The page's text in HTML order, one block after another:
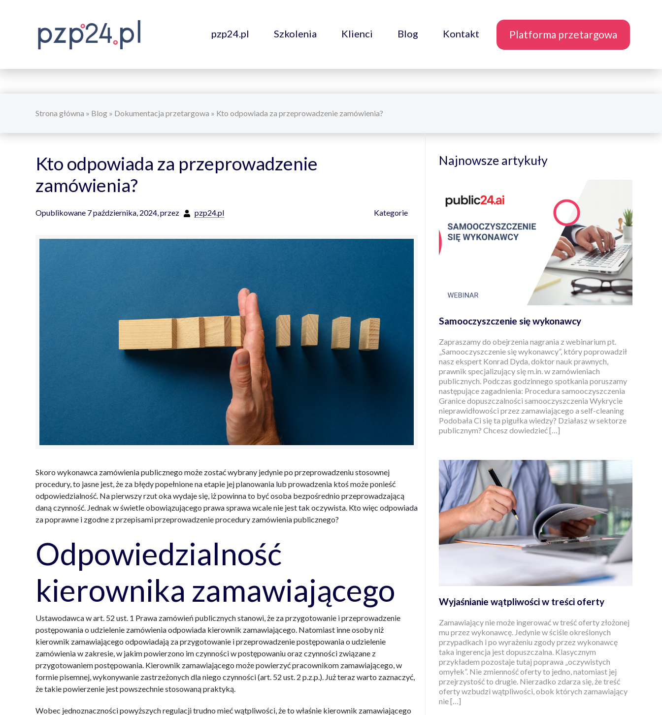
pzp24.pl Szkolenia Klienci Blog Kontakt Platforma przetargowa
Strona główna » Blog » Dokumentacja przetargowa » Kto odpowiada za przeprowadzenie zamówienia?
Kto odpowiada za przeprowadzenie
zamówienia?
Opublikowane 7 października, 2024,przez pzp24.pl Kategorie
Skoro wykonawca zamówienia publicznego może zostać wybrany jedynie po przeprowadzeniu stosownej
procedury, to jasne jest, że za błędy popełnione na etapie jej planowania lub prowadzenia ktoś może ponieść
odpowiedzialność. Na pierwszy rzut oka wydaje się, iż powinna to być osoba bezpośrednio przeprowadzającą
daną czynność. Jednak w świetle obowiązującego prawa sprawa wcale nie jest tak oczywista. Kto więc odpowiada
za poprawne i zgodne z przepisami przeprowadzenie procedury zamówienia publicznego?
Odpowiedzialność
kierownika zamawiającego
Ustawodawca w art. 52 ust. 1 Prawa zamówień publicznych stanowi, że za przygotowanie i przeprowadzenie
postępowania o udzielenie zamówienia odpowiada kierownik zamawiającego. Natomiast inne osoby niż
kierownik zamawiającego odpowiadają za przygotowanie i przeprowadzenie postępowania o udzielenie
zamówienia w zakresie, w jakim powierzono im czynności w postępowaniu oraz czynności związane z
przygotowaniem postępowania. Kierownik zamawiającego może powierzyć pracownikom zamawiającego, w
formie pisemnej, wykonywanie zastrzeżonych dla niego czynności (art. 52 ust. 2 p.z.p.). Już teraz warto zaznaczyć,
że takie powierzenie jest powszechnie stosowaną praktyką.
Wobec jednoznaczności powyższych regulacji trudno mieć wątpliwości, że to właśnie kierownik zamawiającego
Najnowsze artykuły
Samooczyszczenie się wykonawcy
Zapraszamy do obejrzenia nagrania z webinarium pt.
„Samooczyszczenie się wykonawcy”, który poprowadził
nasz ekspert Konrad Dyda, doktor nauk prawnych,
prawnik specjalizujący się m.in. w zamówieniach
publicznych. Podczas godzinnego spotkania poruszamy
następujące zagadnienia: Procedura samooczyszczenia
Granice dopuszczalności samooczyszczenia Wykrycie
nieprawidłowości przez zamawiającego a self-cleaning
Podobała Ci się ta pigułka wiedzy? Działasz w sektorze
publicznym? Chcesz dowiedzieć […]
Wyjaśnianie wątpliwości w treści oferty
Zamawiający nie może ingerować w treść oferty złożonej
mu przez wykonawcę. Jedynie w ściśle określonych
przypadkach i po wyrażeniu zgody przez wykonawcę
taka ingerencja jest dopuszczalna. Klasycznym
przykładem pozostaje tutaj poprawa „oczywistych
omyłek”. Nie zmienność oferty to jedno, natomiast jej
przejrzystość to drugie. Nierzadko zdarza się, że treść
oferty wzbudzi wątpliwości, obok których zamawiający
nie […]